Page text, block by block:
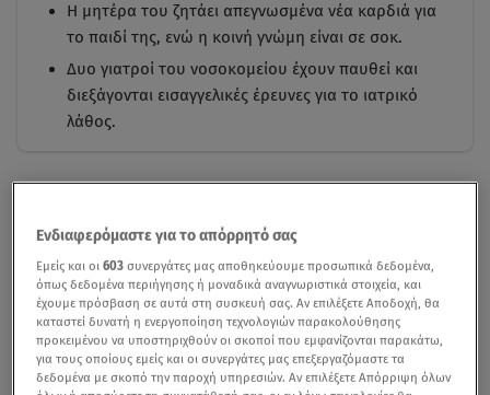
Η μητέρα του ζητάει απεγνωσμένα νέα καρδιά για
το παιδί της, ενώ η κοινή γνώμη είναι σε σοκ.
Δυο γιατροί του νοσοκομείου έχουν παυθεί και
διεξάγονται εισαγγελικές έρευνες για το ιατρικό
λάθος.
Ενδιαφερόμαστε για το απόρρητό σας
Εμείς και οι603 συνεργάτες μας αποθηκεύουμε προσωπικά δεδομένα,
όπως δεδομένα περιήγησης ή μοναδικά αναγνωριστικά στοιχεία, και
έχουμε πρόσβαση σε αυτά στη συσκευή σας. Αν επιλέξετε Αποδοχή, θα
καταστεί δυνατή η ενεργοποίηση τεχνολογιών παρακολούθησης
προκειμένου να υποστηριχθούν οι σκοποί που εμφανίζονται παρακάτω,
για τους οποίους εμείς και οι συνεργάτες μας επεξεργαζόμαστε τα
δεδομένα με σκοπό την παροχή υπηρεσιών. Αν επιλέξετε Απόρριψη όλων